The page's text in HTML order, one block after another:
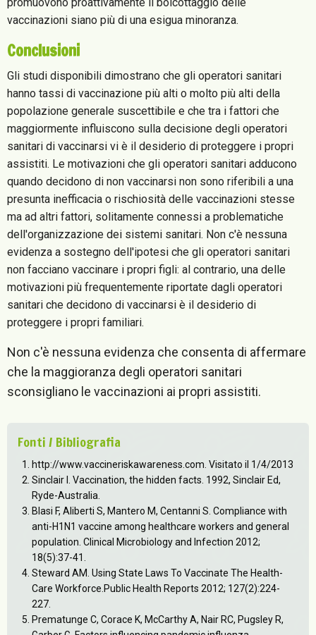
vaccinazioni siano più di una esigua minoranza.
Conclusioni
Gli studi disponibili dimostrano che gli operatori sanitari
hanno tassi di vaccinazione più alti o molto più alti della
popolazione generale suscettibile e che tra i fattori che
maggiormente influiscono sulla decisione degli operatori
sanitari di vaccinarsi vi è il desiderio di proteggere i propri
assistiti. Le motivazioni che gli operatori sanitari adducono
quando decidono di non vaccinarsi non sono riferibili a una
presunta inefficacia o rischiosità delle vaccinazioni stesse
ma ad altri fattori, solitamente connessi a problematiche
dell'organizzazione dei sistemi sanitari. Non c'è nessuna
evidenza a sostegno dell'ipotesi che gli operatori sanitari
non facciano vaccinare i propri figli: al contrario, una delle
motivazioni più frequentemente riportate dagli operatori
sanitari che decidono di vaccinarsi è il desiderio di
proteggere i propri familiari.
Non c'è nessuna evidenza che consenta di affermare
che la maggioranza degli operatori sanitari
sconsigliano le vaccinazioni ai propri assistiti.
Fonti / Bibliografia
http://www.vaccineriskawareness.com. Visitato il 1/4/2013
Sinclair I. Vaccination, the hidden facts. 1992, Sinclair Ed,
Ryde-Australia.
Blasi F, Aliberti S, Mantero M, Centanni S. Compliance with
anti-H1N1 vaccine among healthcare workers and general
population. Clinical Microbiology and Infection 2012;
18(5):37-41.
Steward AM. Using State Laws To Vaccinate The Health-
Care Workforce.Public Health Reports 2012; 127(2):224-
227.
Prematunge C, Corace K, McCarthy A, Nair RC, Pugsley R,